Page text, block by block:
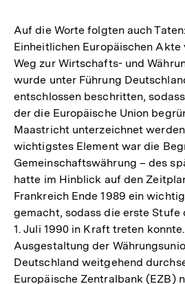
Auf die Worte folgten auch
Einheitlichen Europäischen
Weg zur Wirtschafts- und
wurde unter Führung
entschlossen beschritten,
der die Europäische Union
Maastricht unterzeichnet
wichtigstes Element war die
Gemeinschaftswährung – des
hatte im Hinblick auf den
Frankreich Ende 1989 ein
gemacht, sodass die erste Stufe
1. Juli 1990 in Kraft treten
Ausgestaltung der
Deutschland weitgehend
Europäische Zentralbank (EZB)